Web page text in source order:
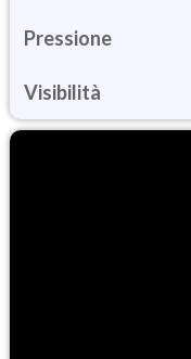
Pressione
Visibilità